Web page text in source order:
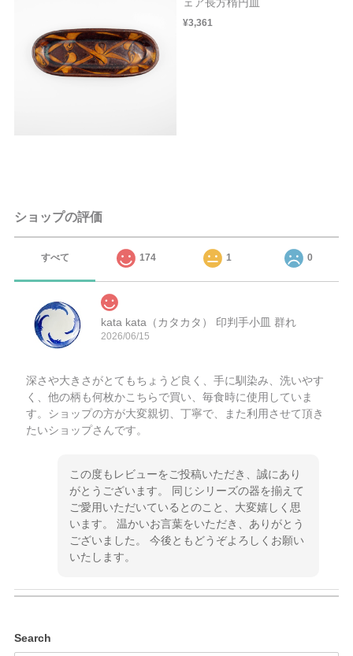
ェア長方楕円皿
¥3,361
ショップの評価
すべて 174 1 0
kata kata（カタカタ） 印判手小皿 群れ
2026/06/15
深さや大きさがとてもちょうど良く、手に馴染み、洗いやす
く、他の柄も何枚かこちらで買い、毎食時に使用していま
す。ショップの方が大変親切、丁寧で、また利用させて頂き
たいショップさんです。
この度もレビューをご投稿いただき、誠にあり
がとうございます。 同じシリーズの器を揃えて
ご愛用いただいているとのこと、大変嬉しく思
います。 温かいお言葉をいただき、ありがとう
ございました。 今後ともどうぞよろしくお願い
いたします。
Search